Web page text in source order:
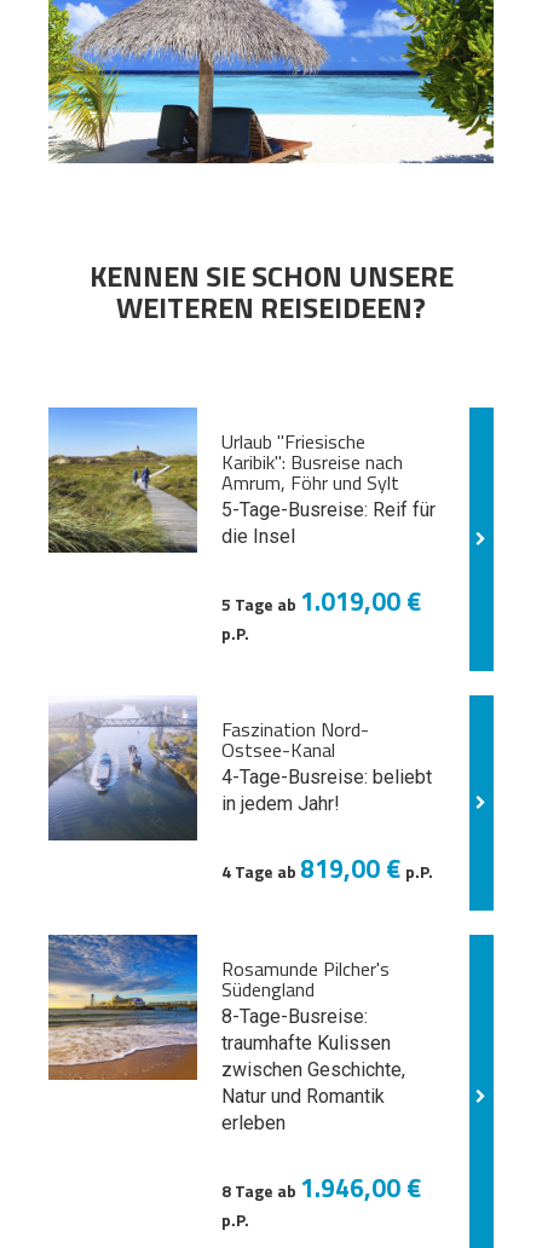
KENNEN SIE SCHON UNSERE
WEITEREN REISEIDEEN?
Urlaub "Friesische
Karibik": Busreise nach
Amrum, Föhr und Sylt
5-Tage-Busreise: Reif für
die Insel
5 Tage ab 1.019,00 €
p.P.
Faszination Nord-
Ostsee-Kanal
4-Tage-Busreise: beliebt
in jedem Jahr!
4 Tage ab 819,00 € p.P.
Rosamunde Pilcher's
Südengland
8-Tage-Busreise:
traumhafte Kulissen
zwischen Geschichte,
Natur und Romantik
erleben
8 Tage ab 1.946,00 €
p.P.